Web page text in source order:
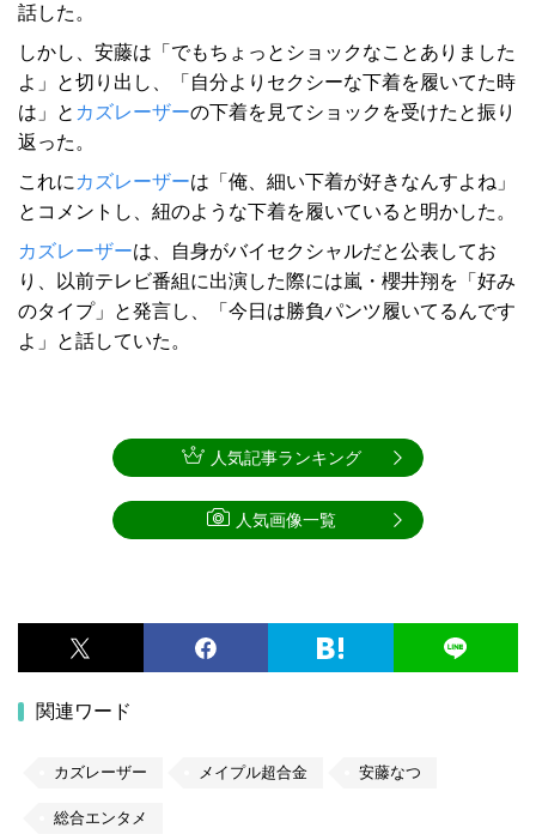
話した。
しかし、安藤は「でもちょっとショックなことありました
よ」と切り出し、「自分よりセクシーな下着を履いてた時
は」と カズレーザーの下着を見てショックを受けたと振り
返った。
これに カズレーザーは「俺、細い下着が好きなんすよね」
とコメントし、紐のような下着を履いていると明かした。
カズレーザーは、自身がバイセクシャルだと公表してお
り、以前テレビ番組に出演した際には嵐・櫻井翔を「好み
のタイプ」と発言し、「今日は勝負パンツ履いてるんです
よ」と話していた。
関連ワード
カズレーザー メイプル超合金 安藤なつ
総合エンタメ
人気記事ランキング
人気画像一覧